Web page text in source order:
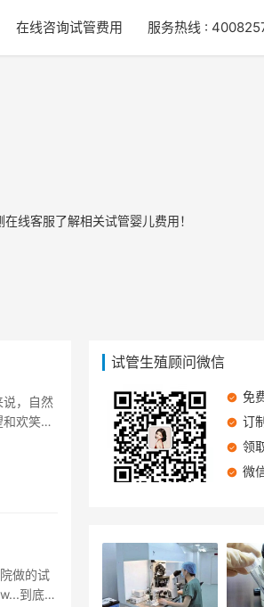
在线咨询试管费用 服务热线 :
线客服了解相关试管婴儿费用！
说，自然
欢笑。
做的试
到底是
试管生殖顾问微信
免
订
领
微